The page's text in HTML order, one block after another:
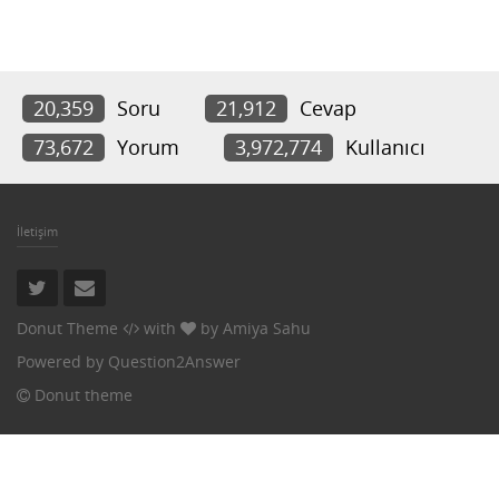
20,359 Soru 21,912
Cevap
73,672
Yorum 3,972,774 Kullanıcı
İletişim
Donut Theme with by Amiya Sahu
Powered by Question2Answer
Donut theme